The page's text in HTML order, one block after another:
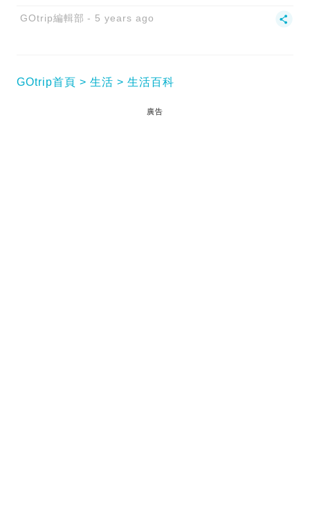
GOtrip編輯部 5 years ago
GOtrip首頁 生活 生活百科
廣告